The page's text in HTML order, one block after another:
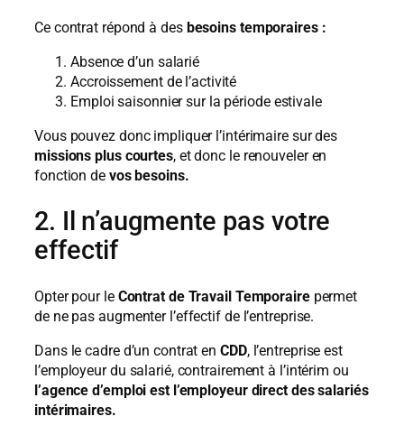
Ce contrat répond à des besoins temporaires :
Absence d’un salarié
Accroissement de l’activité
Emploi saisonnier sur la période estivale
Vous pouvez donc impliquer l’intérimaire sur des
missions plus courtes, et donc le renouveler en
fonction de vos besoins.
2. Il n’augmente pas votre
effectif
Opter pour le Contrat de Travail Temporairepermet
de ne pas augmenter l’effectif de l’entreprise.
Dans le cadre d’un contrat en CDD, l’entreprise est
l’employeur du salarié, contrairement à l’intérim ou
l’agence d’emploi est l’employeur direct des salariés
intérimaires.